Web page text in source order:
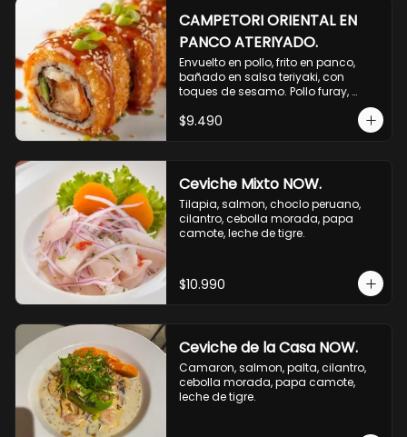
CAMPETORI ORIENTAL EN
PANCO ATERIYADO.
Envuelto en pollo, frito en panco,
bañado en salsa teriyaki, con
toques de sesamo. Pollo furay,
queso, champiñon furay, cebollin.
$9.490
Ceviche Mixto NOW.
Tilapia, salmon, choclo peruano,
cilantro, cebolla morada, papa
camote, leche de tigre.
$10.990
Ceviche de la Casa NOW.
Camaron, salmon, palta, cilantro,
cebolla morada, papa camote,
leche de tigre.